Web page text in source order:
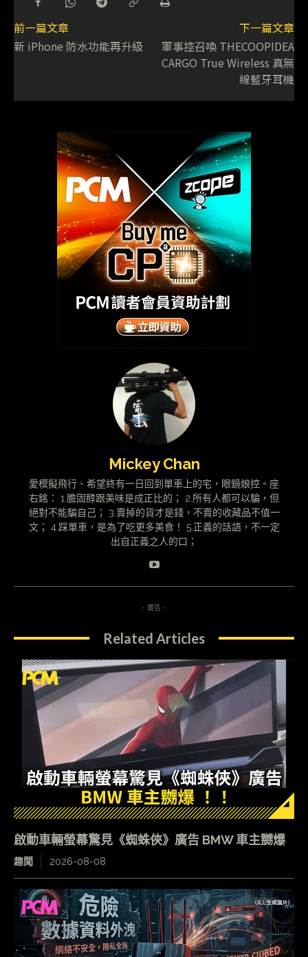
前一篇文章
新 iPhone 防水功能再升級
下一篇文章
軍事控召喚 THECOOPIDEA
CARGO True Wireless 真無
線藍牙耳機
Mickey Chan
愛模擬飛行、希望終有一日回到單車上的宅，眼鏡娘控。座
右銘： 1.膽固醇跟美味是成正比的； 2.所有人都可以騙，但
絕對不能騙自己； 3.賣掉的貨才是錢，不賣的收藏品不值一
文； 4.踩單車，是為了吃更多美食！ 5.正義的話語，不一定
出自正義之人的口；
- 廣告 -
Related Articles
啟動車輛螢幕驚見《蜘蛛俠》廣告 BMW 車主嬲爆
趣聞 2026-08-08